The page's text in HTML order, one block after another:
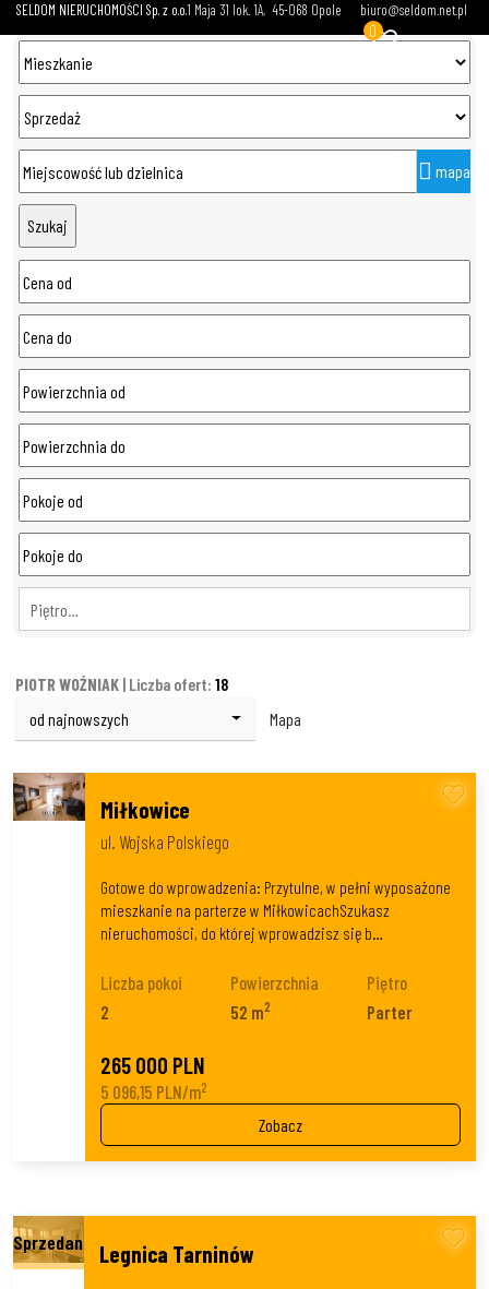
SELDOM NIERUCHOMOŚCI Sp. z o.o.1 Maja 31 lok. 1A 45-068 Opole biuro@seldom.net.pl
0
mapa
Piętro…
PIOTR WOŹNIAK | Liczba ofert:18
od najnowszych
Mapa
Miłkowice
ul. Wojska Polskiego
Gotowe do wprowadzenia: Przytulne, w pełni wyposażone
mieszkanie na parterze w MiłkowicachSzukasz
nieruchomości, do której wprowadzisz się b…
Liczba pokoi
2
Powierzchnia
52 m2
Piętro
Parter
265 000 PLN
5 096,15 PLN/m2
Zobacz
Legnica Tarninów